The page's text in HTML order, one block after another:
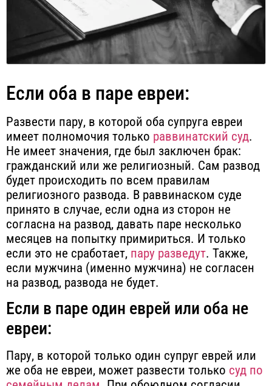
Если оба в паре евреи:
Развести пару, в которой оба супруга евреи
имеет полномочия только раввинатский суд.
Не имеет значения, где был заключен брак:
гражданский или же религиозный. Сам развод
будет происходить по всем правилам
религиозного развода. В раввинаском суде
принято в случае, если одна из сторон не
согласна на развод, давать паре несколько
месяцев на попытку примириться. И только
если это не сработает, пару разведут. Также,
если мужчина (именно мужчина) не согласен
на развод, развода не будет.
Если в паре один еврей или оба не
евреи:
Пару, в которой только один супруг еврей или
же оба не евреи, может развести только суд по